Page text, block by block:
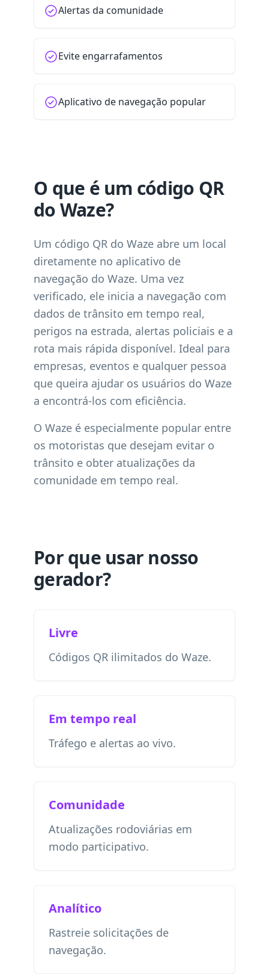
Alertas da comunidade
Evite engarrafamentos
Aplicativo de navegação popular
O que é um código QR
do Waze?
Um código QR do Waze abre um local
diretamente no aplicativo de
navegação do Waze. Uma vez
verificado, ele inicia a navegação com
dados de trânsito em tempo real,
perigos na estrada, alertas policiais e a
rota mais rápida disponível. Ideal para
empresas, eventos e qualquer pessoa
que queira ajudar os usuários do Waze
a encontrá-los com eficiência.
O Waze é especialmente popular entre
os motoristas que desejam evitar o
trânsito e obter atualizações da
comunidade em tempo real.
Por que usar nosso
gerador?
Livre
Códigos QR ilimitados do Waze.
Em tempo real
Tráfego e alertas ao vivo.
Comunidade
Atualizações rodoviárias em
modo participativo.
Analítico
Rastreie solicitações de
navegação.